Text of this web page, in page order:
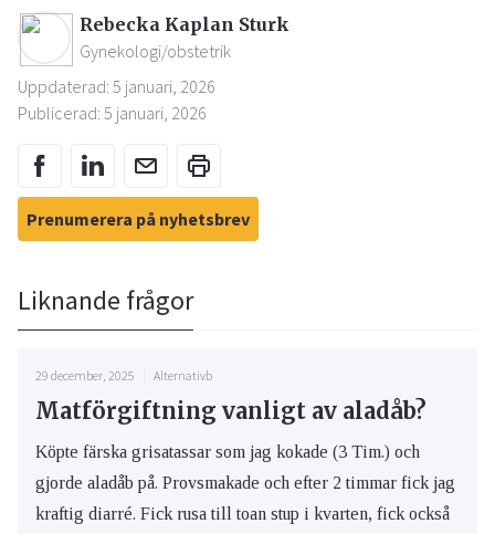
Rebecka Kaplan Sturk
Gynekologi/obstetrik
Uppdaterad: 5 januari, 2026
Publicerad: 5 januari, 2026
Prenumerera på nyhetsbrev
Liknande frågor
29 december, 2025 Alternativb
Matförgiftning vanligt av aladåb?
Köpte färska grisatassar som jag kokade (3 Tim.) och
gjorde aladåb på. Provsmakade och efter 2 timmar fick jag
kraftig diarré. Fick rusa till toan stup i kvarten, fick också